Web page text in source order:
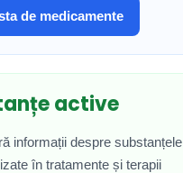
de medicamente
active
informații despre substanțele
în tratamente și terapii